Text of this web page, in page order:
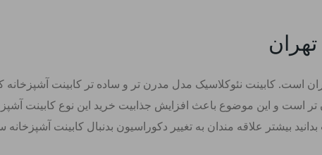
است. کابینت نئوکلاسیک مدل مدرن تر و ساده تر کابینت
چوب تا 50 درصد ارزان تر است و این موضوع باعث افزایش جذابیت خرید این
بیشتر علاقه مندان به تغییر دکوراسیون بدنبال کابینت